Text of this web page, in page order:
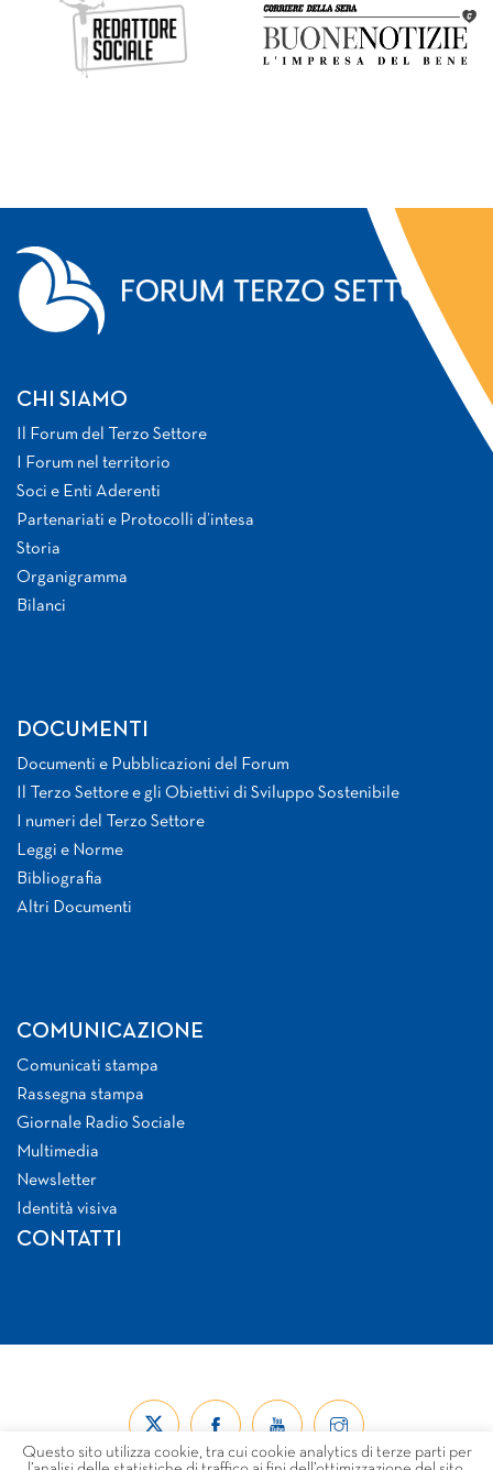
CHI SIAMO
Il Forum del Terzo Settore
I Forum nel territorio
Soci e Enti Aderenti
Partenariati e Protocolli d’intesa
Storia
Organigramma
Bilanci
DOCUMENTI
Documenti e Pubblicazioni del Forum
Il Terzo Settore e gli Obiettivi di Sviluppo Sostenibile
I numeri del Terzo Settore
Leggi e Norme
Bibliografia
Altri Documenti
COMUNICAZIONE
Comunicati stampa
Rassegna stampa
Giornale Radio Sociale
Multimedia
Newsletter
Identità visiva
CONTATTI
Questo sito utilizza cookie, tra cui cookie analytics di terze parti per